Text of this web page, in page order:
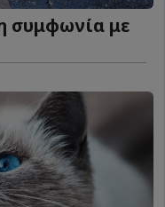
συμφωνία με